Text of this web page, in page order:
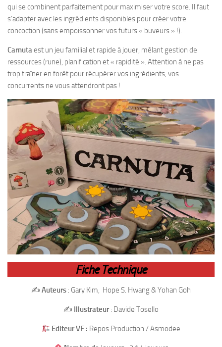
qui se combinent parfaitement pour maximiser votre score. Il faut
s’adapter avec les ingrédients disponibles pour créer votre
concoction (sans empoissonner vos futurs « buveurs » !).
Carnutaest un jeu familial et rapide à jouer, mêlant gestion de
ressources (rune), planification et « rapidité ». Attention à ne pas
trop traîner en forêt pour récupérer vos ingrédients, vos
concurrents ne vous attendront pas !
Fiche Technique
✍️ Auteurs : Gary Kim, Hope S. Hwang & Yohan Goh
✍️ Illustrateur: Davide Tosello
Editeur VF : Repos Production / Asmodee